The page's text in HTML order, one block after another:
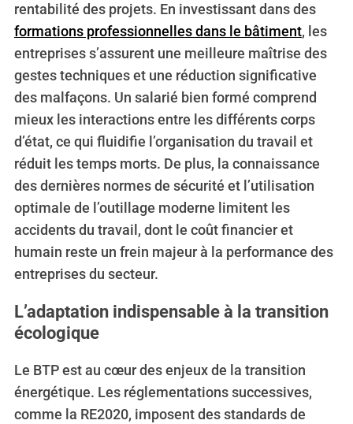
rentabilité des projets. En investissant dans des
formations professionnelles dans le bâtiment, les
entreprises s’assurent une meilleure maîtrise des
gestes techniques et une réduction significative
des malfaçons. Un salarié bien formé comprend
mieux les interactions entre les différents corps
d’état, ce qui fluidifie l’organisation du travail et
réduit les temps morts. De plus, la connaissance
des dernières normes de sécurité et l’utilisation
optimale de l’outillage moderne limitent les
accidents du travail, dont le coût financier et
humain reste un frein majeur à la performance des
entreprises du secteur.
L’adaptation indispensable à la transition
écologique
Le BTP est au cœur des enjeux de la transition
énergétique. Les réglementations successives,
comme la RE2020, imposent des standards de